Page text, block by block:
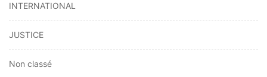
INTERNATIONAL
JUSTICE
Non classé